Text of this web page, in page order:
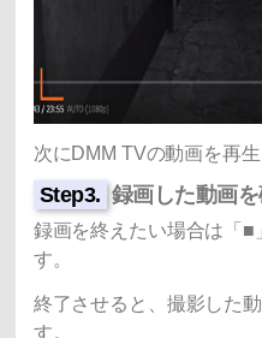
次にDMM TVの動画を再生
Step3. 録画した動画
録画を終えたい場合は「■
す。
終了させると、撮影した
す。